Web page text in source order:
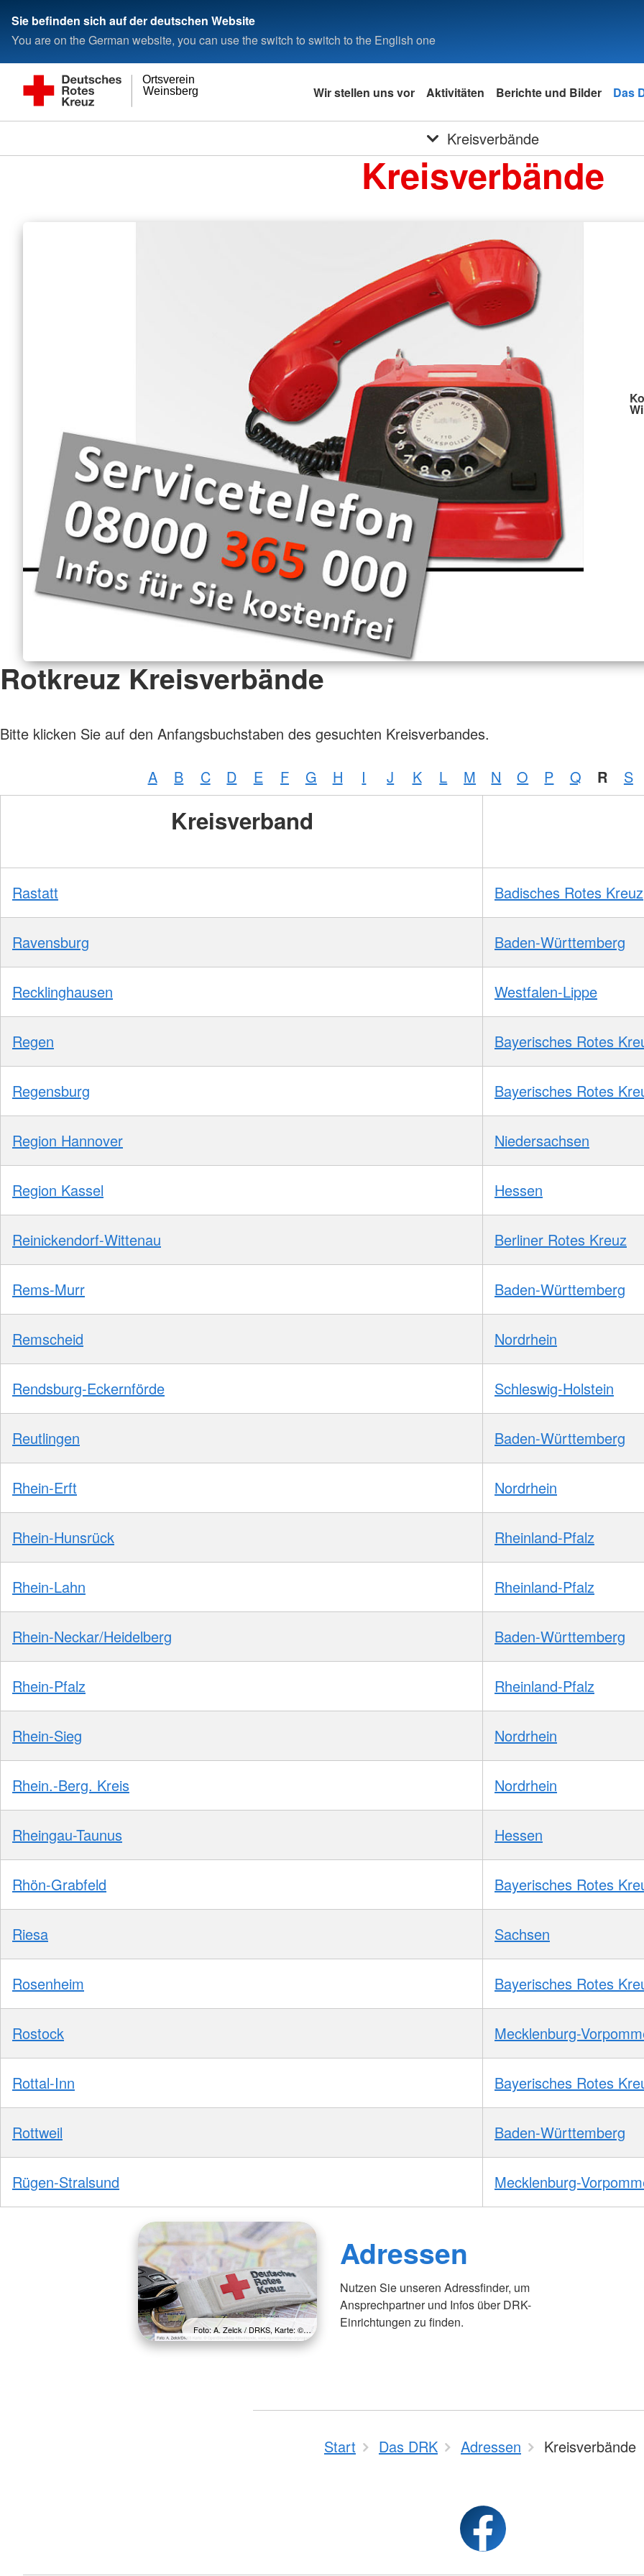
Sie befinden sich auf der deutschen Website
You are on the German website, you can use the switch to switch to the English one
Weinsberg
Ortsverein
Wir stellen uns vor Aktivitäten Berichte und Bilder Das
Kreisverbände
Kreisverbände
Rotkreuz Kreisverbände
Bitte klicken Sie auf den Anfangsbuchstaben des gesuchten Kreisverbandes.
A B C D E F G H I J K L M N O P Q R S
Kreisverband
Rastatt Badisches Rotes Kreuz
Ravensburg Baden-Württemberg
Recklinghausen Westfalen-Lippe
Regen Bayerisches Rotes
Regensburg Bayerisches Rotes
Region Hannover Niedersachsen
Region Kassel Hessen
Reinickendorf-Wittenau Berliner Rotes Kreuz
Rems-Murr Baden-Württemberg
Remscheid Nordrhein
Rendsburg-Eckernförde Schleswig-Holstein
Reutlingen Baden-Württemberg
Rhein-Erft Nordrhein
Rhein-Hunsrück Rheinland-Pfalz
Rhein-Lahn Rheinland-Pfalz
Rhein-Neckar/Heidelberg Baden-Württemberg
Rhein-Pfalz Rheinland-Pfalz
Rhein-Sieg Nordrhein
Rhein.-Berg. Kreis Nordrhein
Rheingau-Taunus Hessen
Rhön-Grabfeld Bayerisches Rotes
Riesa Sachsen
Rosenheim Bayerisches Rotes
Rostock Mecklenburg-
Rottal-Inn Bayerisches Rotes
Rottweil Baden-Württemberg
Rügen-Stralsund Mecklenburg-
Foto: A. Zelck / DRKS, Karte: ©…
Adressen
Nutzen Sie unseren Adressfinder, um
Ansprechpartner und Infos über DRK-
Einrichtungen zu finden.
Start Das DRK Adressen Kreisverbände